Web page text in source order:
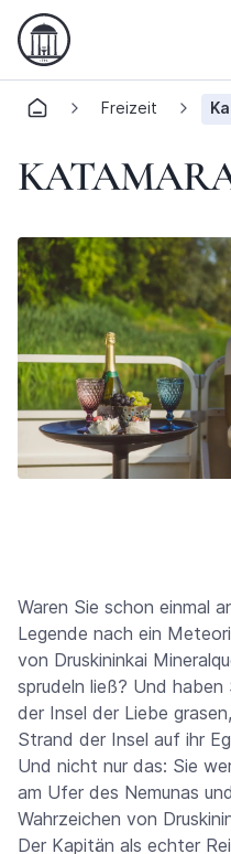
Freizeit
Waren Sie schon einmal
Legende nach ein
von Druskininkai
sprudeln ließ? Und
der Insel der Liebe
Strand der Insel auf ihr
Und nicht nur das: Sie
am Ufer des Nemunas
Wahrzeichen von
Der Kapitän als echter